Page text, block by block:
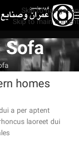
Skip to navigation
Skip to main content
homes
a per aptent
laoreet dui